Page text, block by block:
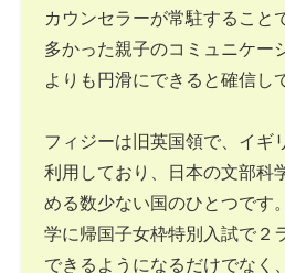
カウンセラーが常駐すること
多かった親子のコミュニケー
よりも円滑にできると確信し
フィジーは旧英国領で、イギ
利用しており、日本の文部科
める数少ない国のひとつです
学に帰国子女枠特別入試で２
できるようになるだけでなく